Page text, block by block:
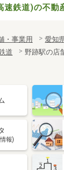
速鉄道)の不動
・事業用 愛知
道 野跡駅の店
報)